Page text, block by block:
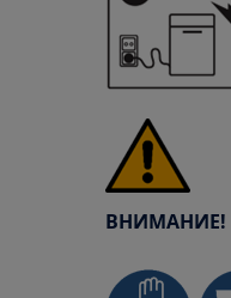
ВНИМАНИЕ!